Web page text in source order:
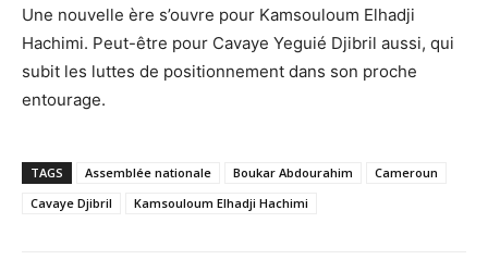
Une nouvelle ère s’ouvre pour Kamsouloum Elhadji
Hachimi. Peut-être pour Cavaye Yeguié Djibril aussi, qui
subit les luttes de positionnement dans son proche
entourage.
TAGS Assemblée nationale Boukar Abdourahim
Cameroun
Cavaye Djibril
Kamsouloum Elhadji Hachimi